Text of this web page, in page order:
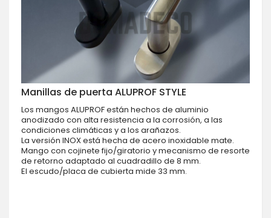
Manillas de puerta ALUPROF STYLE
Los mangos ALUPROF están hechos de aluminio
anodizado con alta resistencia a la corrosión, a las
condiciones climáticas y a los arañazos.
La versión INOX está hecha de acero inoxidable mate.
Mango con cojinete fijo/giratorio y mecanismo de resorte
de retorno adaptado al cuadradillo de 8 mm.
El escudo/placa de cubierta mide 33 mm.